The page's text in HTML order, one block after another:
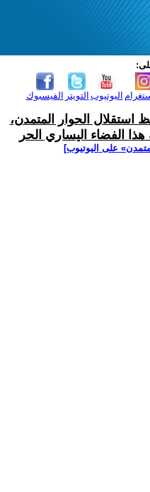
الفيسبوك التويتر اليوتيوب
استقلال الحوار المتمدن،
الفضاء اليساري الحر
على اليوتيوب]